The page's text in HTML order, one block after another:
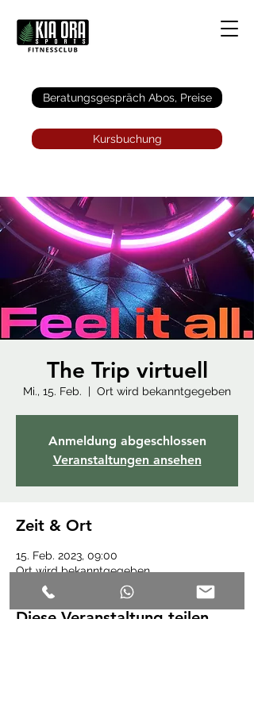
Beratungsgespräch Abos, Preise
Kursbuchung
The Trip virtuell
Mi., 15. Feb.
  |
Ort wird bekanntgegeben
Anmeldung abgeschlossen
Veranstaltungen ansehen
Zeit & Ort
15. Feb. 2023, 09:00
Ort wird bekanntgegeben
Diese Veranstaltung teilen